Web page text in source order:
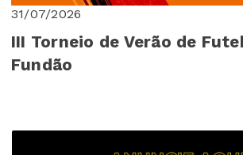
31/07/2026
III Torneio de Verão de
Fundão